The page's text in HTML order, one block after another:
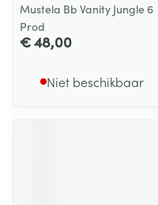
Mustela Bb Vanity Jungle 6
Prod
€ 48,00
Niet beschikbaar